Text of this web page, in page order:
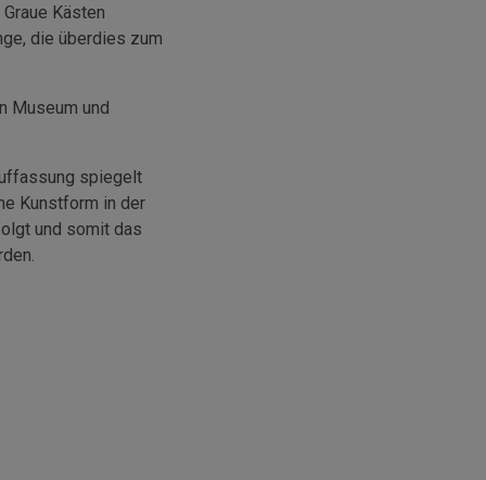
Kästen
die überdies zum
Museum und
spiegelt
Kunstform in der
und somit das